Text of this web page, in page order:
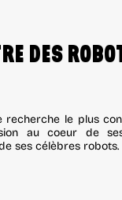
DES
le plus
au coeur de
ses célèbres robots.